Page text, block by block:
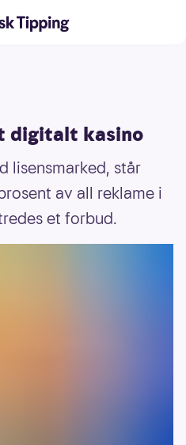
digitalt kasino
lisensmarked, står
av all reklame i
et forbud.